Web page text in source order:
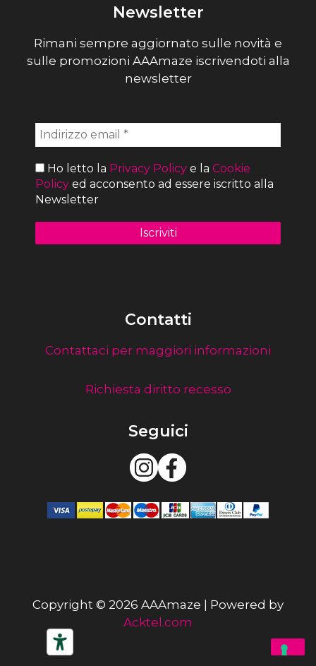
Newsletter
Rimani sempre aggiornato sulle novità e
sulle promozioni AAAmaze iscrivendoti alla
newsletter
Ho letto la Privacy Policy e la Cookie
Policy ed acconsento ad essere iscritto alla
Newsletter
Contatti
Contattaci per maggiori informazioni
Richiesta diritto recesso
Seguici
Copyright © 2026 AAAmaze | Powered by
Acktel.com